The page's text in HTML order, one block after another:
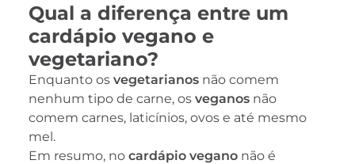
Qual a diferença entre um
cardápio vegano e
vegetariano?
Enquanto os vegetarianos não comem
nenhum tipo de carne, os veganos não
comem carnes, laticínios, ovos e até mesmo
mel.
Em resumo, no cardápio vegano não é